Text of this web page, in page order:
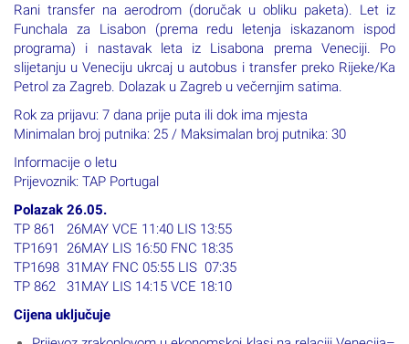
Rani transfer na aerodrom (doručak u obliku paketa). Let iz
Funchala za Lisabon (prema redu letenja iskazanom ispod
programa) i nastavak leta iz Lisabona prema Veneciji. Po
slijetanju u Veneciju ukrcaj u autobus i transfer preko Rijeke/Ka
Petrol za Zagreb. Dolazak u Zagreb u večernjim satima.
Rok za prijavu: 7 dana prije puta ili dok ima mjesta
Minimalan broj putnika: 25 / Maksimalan broj putnika: 30
Informacije o letu
Prijevoznik: TAP Portugal
Polazak 26.05.
TP 861 26MAY VCE 11:40 LIS 13:55
TP1691 26MAY LIS 16:50 FNC 18:35
TP1698 31MAY FNC 05:55 LIS 07:35
TP 862 31MAY LIS 14:15 VCE 18:10
Cijena uključuje